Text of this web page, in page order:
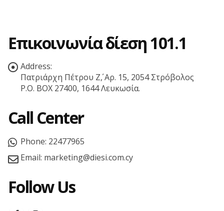
Επικοινωνία δίεση 101.1
Address:
Πατριάρχη Πέτρου Ζ΄, Αρ. 15, 2054 Στρόβολος
P.O. BOX 27400, 1644 Λευκωσία.
Call Center
Phone: 22477965
Email: marketing@diesi.com.cy
Follow Us